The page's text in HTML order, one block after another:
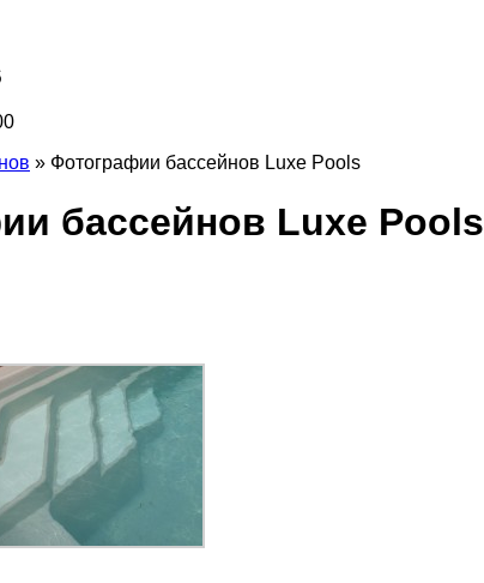
» Фотографии бассейнов Luxe Pools
бассейнов Luxe Pools